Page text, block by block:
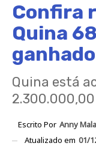
Confira
Quina
Quina está
2.300.000,00
Escrito Por Anny
Atualizado em 01/